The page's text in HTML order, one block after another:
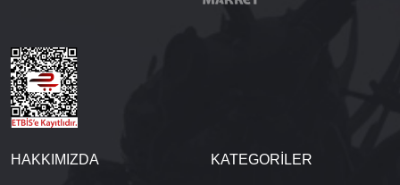
HAKKIMIZDA KATEGORİLER